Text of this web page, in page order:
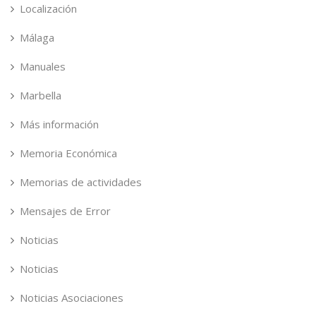
Localización
Málaga
Manuales
Marbella
Más información
Memoria Económica
Memorias de actividades
Mensajes de Error
Noticias
Noticias
Noticias Asociaciones